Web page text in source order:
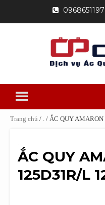
content
0968651197
Trang chủ / / ẮC QUY
ẮC QUY
125D31R/L